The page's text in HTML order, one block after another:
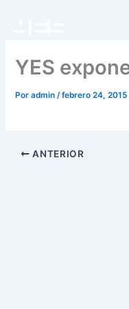
YES
Poradmin/febrero 24, 2015
ANTERIOR